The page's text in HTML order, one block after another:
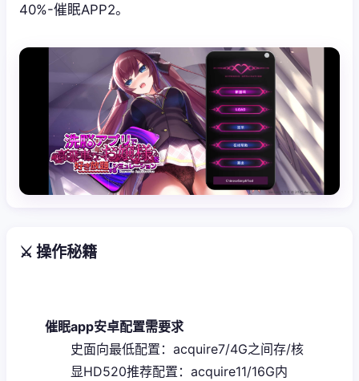
40%-催眠APP2。
⚔️ 操作秘籍
催眠app安卓配置需要求
​史面向最低配置​ ​：acquire7/4G之间存/核
显HD520​推荐配置​ ​：acquire11/16G内